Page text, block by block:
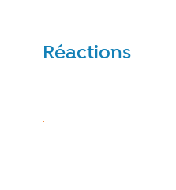
Réactions